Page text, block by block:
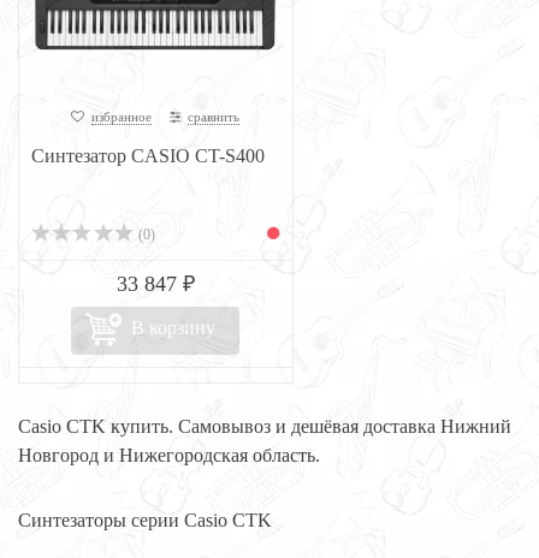
избранное сравнить
Синтезатор CASIO CT-S400
(0)
33 847 ₽
В корзину
Casio CTK купить. Самовывоз и дешёвая доставка Нижний
Новгород и Нижегородская область.
Синтезаторы серии Casio CTK